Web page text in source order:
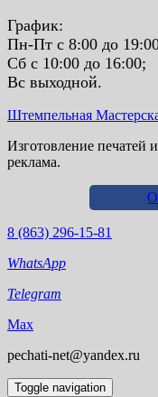
График:
Пн-Пт с 8:00 до
Сб с 10:00 до 16:00;
Вс выходной.
Штемпельная
Изготовление печатей
реклама.
8 (863) 296-15-81
WhatsApp
Telegram
Max
pechati-net@yandex.ru
Toggle navigation